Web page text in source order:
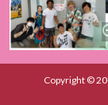
Copyright ©